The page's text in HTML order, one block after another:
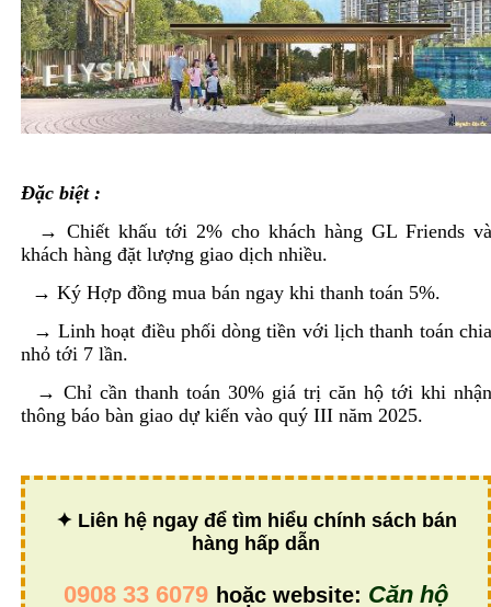
Đặc biệt :
→ Chiết khấu tới 2% cho khách hàng GL Friends
khách hàng đặt lượng giao dịch nhiều.
→ Ký Hợp đồng mua bán ngay khi thanh toán 5%.
→ Linh hoạt điều phối dòng tiền với lịch thanh toán
nhỏ tới 7 lần.
→ Chỉ cần thanh toán 30% giá trị căn hộ tới khi
thông báo bàn giao dự kiến vào quý III năm 2025.
✦ Liên hệ ngay để tìm hiểu chính sách bán
hàng hấp dẫn
0908 33 6079 hoặc website: Căn hộ